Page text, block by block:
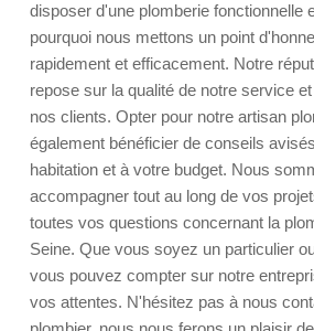
disposer d'une plomberie fonctionnelle
pourquoi nous mettons un point
rapidement et efficacement. Notre
repose sur la qualité de notre service
nos clients. Opter pour notre artisan
également bénéficier de conseils
habitation et à votre budget. Nous
accompagner tout au long de vos
toutes vos questions concernant la
Seine. Que vous soyez un particulier
vous pouvez compter sur notre
vos attentes. N'hésitez pas à nous